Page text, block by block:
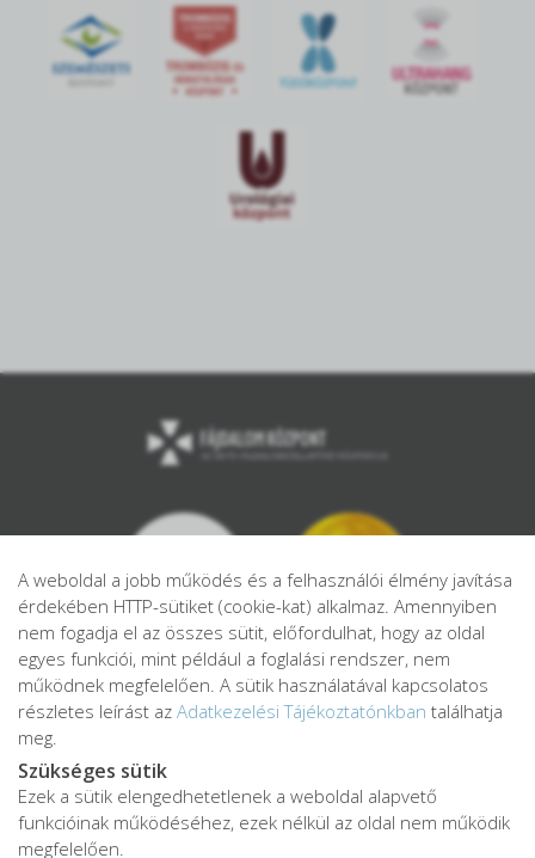
Adatkezelési tájékoztató
Adatvédelmi tájékoztató
A weboldal a jobb működés és a felhasználói élmény javítása
érdekében HTTP-sütiket (cookie-kat) alkalmaz. Amennyiben
nem fogadja el az összes sütit, előfordulhat, hogy az oldal
egyes funkciói, mint például a foglalási rendszer, nem
működnek megfelelően. A sütik használatával kapcsolatos
részletes leírást az Adatkezelési Tájékoztatónkban találhatja
meg.
Szükséges sütik
Ezek a sütik elengedhetetlenek a weboldal alapvető
funkcióinak működéséhez, ezek nélkül az oldal nem működik
megfelelően.